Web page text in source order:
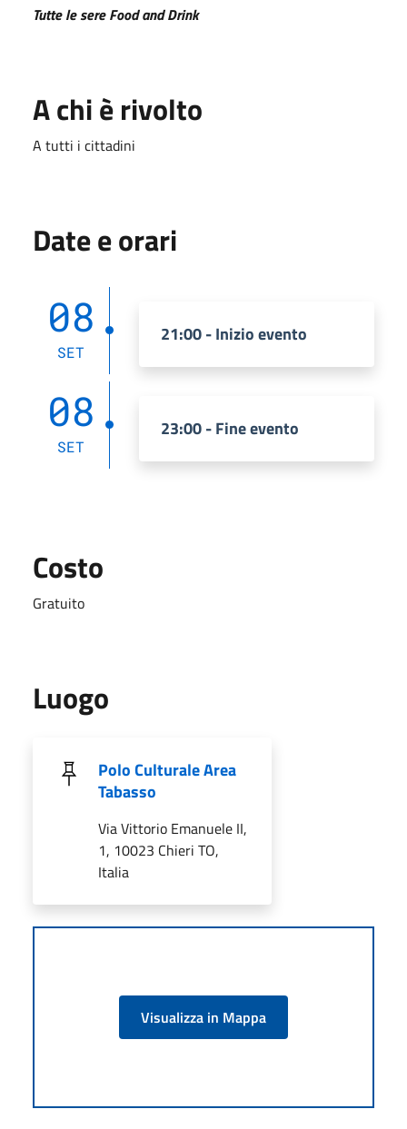
Tutte le sere Food and Drink
A chi è rivolto
A tutti i cittadini
Date e orari
08
SET
21:00 - Inizio evento
08
SET
23:00 - Fine evento
Costo
Gratuito
Luogo
Polo Culturale Area
Tabasso
Via Vittorio Emanuele II,
1, 10023 Chieri TO,
Italia
Visualizza in Mappa